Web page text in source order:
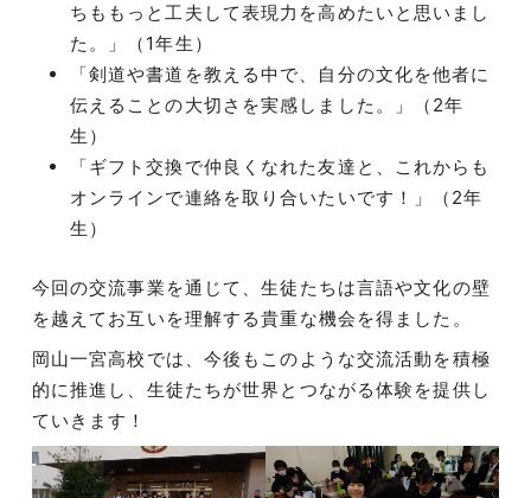
ちももっと工夫して表現力を高めたいと思いまし
た。」（1年生）
「剣道や書道を教える中で、自分の文化を他者に
伝えることの大切さを実感しました。」（2年
生）
「ギフト交換で仲良くなれた友達と、これからも
オンラインで連絡を取り合いたいです！」（2年
生）
今回の交流事業を通じて、生徒たちは言語や文化の壁
を越えてお互いを理解する貴重な機会を得ました。
岡山一宮高校では、今後もこのような交流活動を積極
的に推進し、生徒たちが世界とつながる体験を提供し
ていきます！